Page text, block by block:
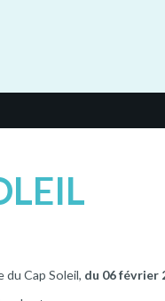
du Cap Soleil, du 06 février